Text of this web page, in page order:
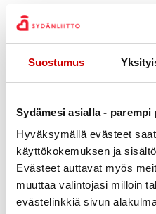
Suostumus
Sydämesi asialla - parempi
Hyväksymällä evästeet
käyttökokemuksen ja
Evästeet auttavat myös
muuttaa valintojasi milloin
evästelinkkiä sivun
jäseniltä 75 euroa/lapsi,
ohjelman ja täysihoidon.
omavastuuhinta on 150
sisaruksilleen uusia,
kokemuksia. Leirillä
ystäviä niin sydänlapsista
sekä tutustua yhdistyksen